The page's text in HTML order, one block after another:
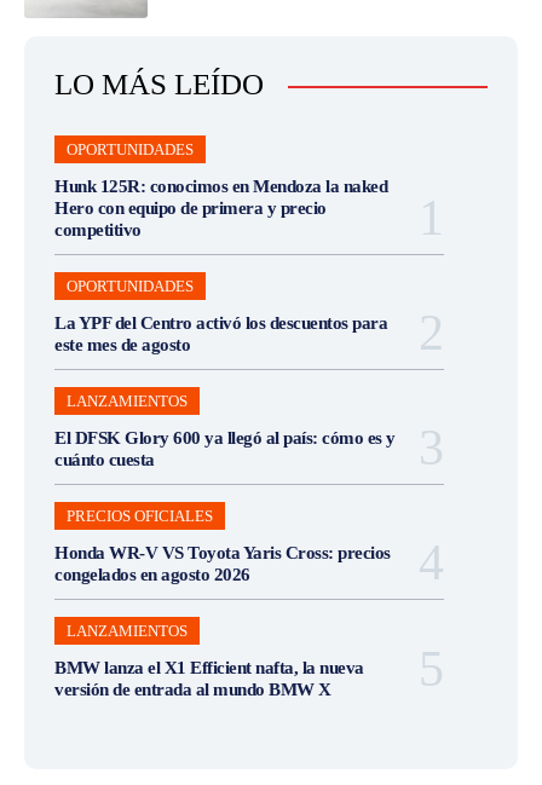
LO MÁS LEÍDO
OPORTUNIDADES
Hunk 125R: conocimos en Mendoza la naked
Hero con equipo de primera y precio
competitivo
OPORTUNIDADES
La YPF del Centro activó los descuentos para
este mes de agosto
LANZAMIENTOS
El DFSK Glory 600 ya llegó al país: cómo es y
cuánto cuesta
PRECIOS OFICIALES
Honda WR-V VS Toyota Yaris Cross: precios
congelados en agosto 2026
LANZAMIENTOS
BMW lanza el X1 Efficient nafta, la nueva
versión de entrada al mundo BMW X